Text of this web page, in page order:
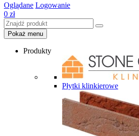
Oglądane Logowanie
0 zł
Pokaż menu
Produkty
Płytki klinkierowe